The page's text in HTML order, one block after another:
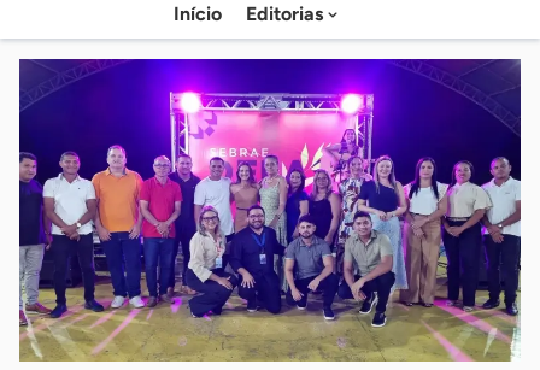
Sebrae
de
Notícias
Início Editorias
chave